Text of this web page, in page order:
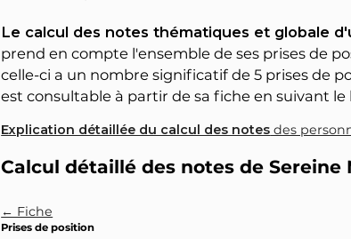
Le calcul des notes thématiques et globale
prend en compte l'ensemble de ses prises de
celle-ci a un nombre significatif de 5 prises de
est consultable à partir de sa fiche en suivant le
Explication détaillée du calcul des notes des
Calcul détaillé des notes de Sereine
← Fiche
Prises de position